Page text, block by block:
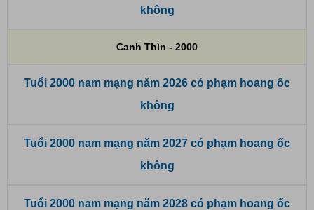
không
Canh Thìn - 2000
Tuổi 2000 nam mạng năm 2026 có phạm hoang ốc
không
Tuổi 2000 nam mạng năm 2027 có phạm hoang ốc
không
Tuổi 2000 nam mạng năm 2028 có phạm hoang ốc